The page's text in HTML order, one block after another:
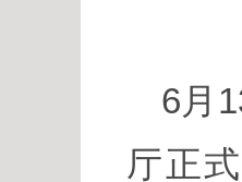
6月
厅正